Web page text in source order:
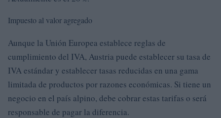
Impuesto al valor agregado
Aunque la Unión Europea establece reglas de
cumplimiento del IVA, Austria puede establecer su tasa de
IVA estándar y establecer tasas reducidas en una gama
limitada de productos por razones económicas. Si tiene un
negocio en el país alpino, debe cobrar estas tarifas o será
responsable de pagar la diferencia.